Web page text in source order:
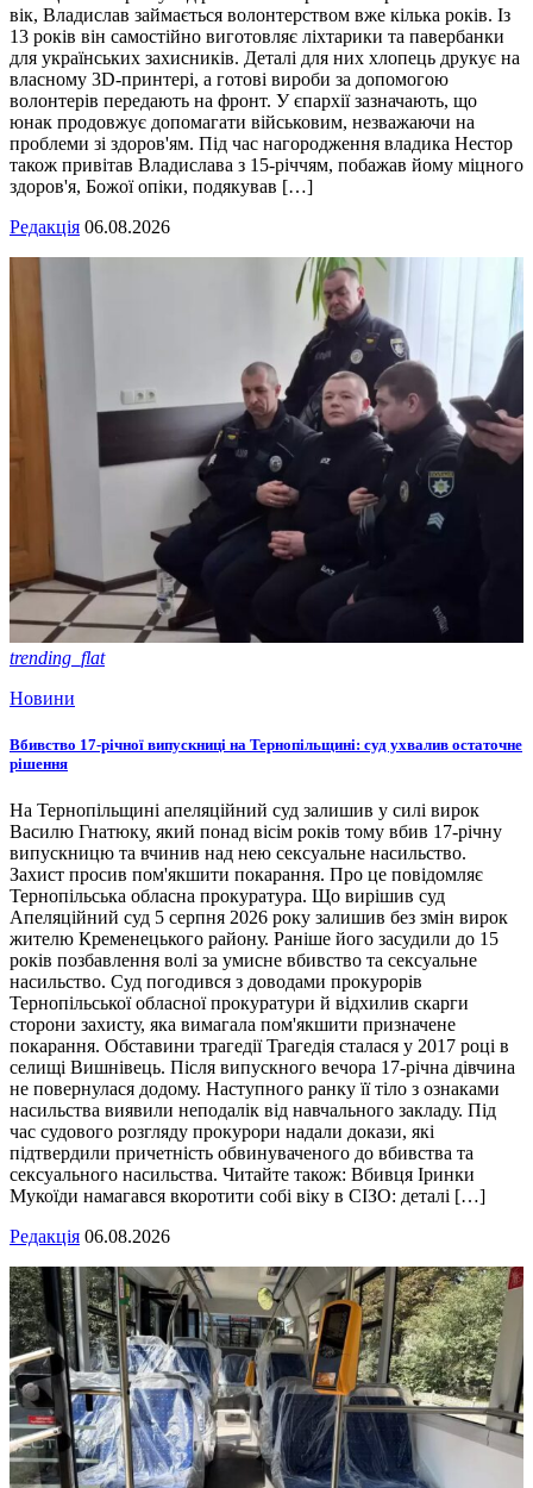
вік, Владислав займається волонтерством вже кілька років. Із
13 років він самостійно виготовляє ліхтарики та павербанки
для українських захисників. Деталі для них хлопець друкує на
власному 3D-принтері, а готові вироби за допомогою
волонтерів передають на фронт. У єпархії зазначають, що
юнак продовжує допомагати військовим, незважаючи на
проблеми зі здоров'ям. Під час нагородження владика Нестор
також привітав Владислава з 15-річчям, побажав йому міцного
здоров'я, Божої опіки, подякував […]
Редакція 06.08.2026
trending_flat
Новини
Вбивство 17-річної випускниці на Тернопільщині: суд ухвалив остаточне
рішення
На Тернопільщині апеляційний суд залишив у силі вирок
Василю Гнатюку, який понад вісім років тому вбив 17-річну
випускницю та вчинив над нею сексуальне насильство.
Захист просив пом'якшити покарання. Про це повідомляє
Тернопільська обласна прокуратура. Що вирішив суд
Апеляційний суд 5 серпня 2026 року залишив без змін вирок
жителю Кременецького району. Раніше його засудили до 15
років позбавлення волі за умисне вбивство та сексуальне
насильство. Суд погодився з доводами прокурорів
Тернопільської обласної прокуратури й відхилив скарги
сторони захисту, яка вимагала пом'якшити призначене
покарання. Обставини трагедії Трагедія сталася у 2017 році в
селищі Вишнівець. Після випускного вечора 17-річна дівчина
не повернулася додому. Наступного ранку її тіло з ознаками
насильства виявили неподалік від навчального закладу. Під
час судового розгляду прокурори надали докази, які
підтвердили причетність обвинуваченого до вбивства та
сексуального насильства. Читайте також: Вбивця Іринки
Мукоїди намагався вкоротити собі віку в СІЗО: деталі […]
Редакція 06.08.2026